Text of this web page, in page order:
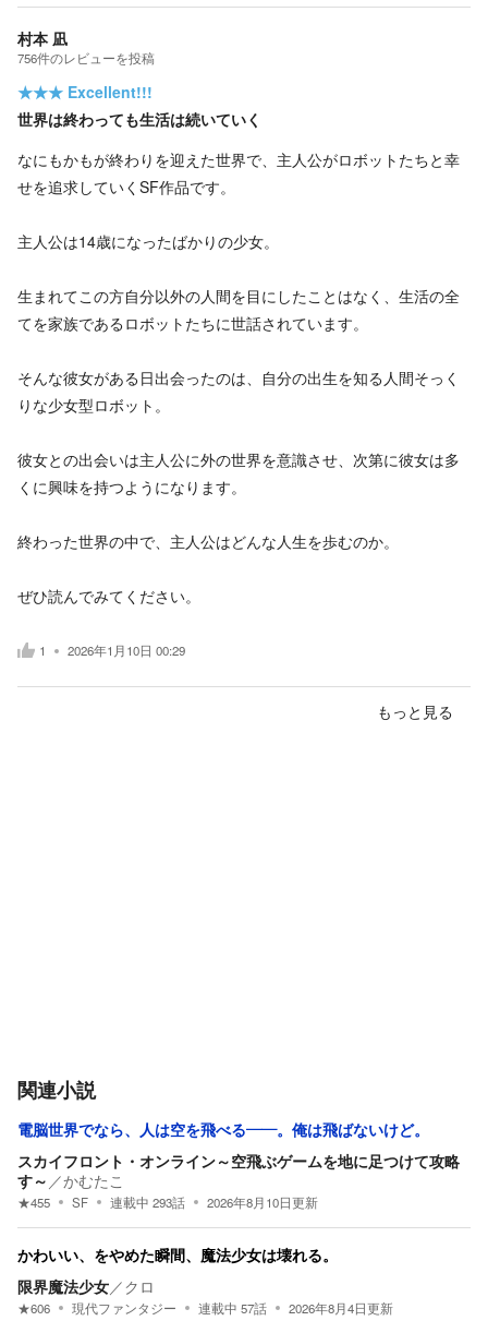
村本 凪
756件のレビューを投稿
★★★ Excellent!!!
世界は終わっても生活は続いていく
なにもかもが終わりを迎えた世界で、主人公がロボットたちと幸
せを追求していくSF作品です。
主人公は14歳になったばかりの少女。
生まれてこの方自分以外の人間を目にしたことはなく、生活の全
てを家族であるロボットたちに世話されています。
そんな彼女がある日出会ったのは、自分の出生を知る人間そっく
りな少女型ロボット。
彼女との出会いは主人公に外の世界を意識させ、次第に彼女は多
くに興味を持つようになります。
終わった世界の中で、主人公はどんな人生を歩むのか。
ぜひ読んでみてください。
1 2026年1月10日 00:29
もっと見る
関連小説
電脳世界でなら、人は空を飛べる――。俺は飛ばないけど。
スカイフロント・オンライン～空飛ぶゲームを地に足つけて攻略
す～ ／かむたこ
★455 SF 連載中 293話 2026年8月10日更新
かわいい、をやめた瞬間、魔法少女は壊れる。
限界魔法少女／クロ
★606 現代ファンタジー 連載中 57話 2026年8月4日更新